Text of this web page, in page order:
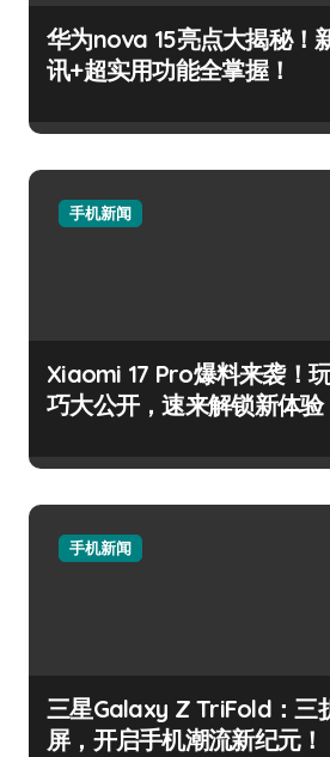
华为nova 15亮点大揭秘！
讯+超实用功能全掌握！
手机新闻
Xiaomi 17 Pro爆料来袭！
巧大公开，速来解锁新体验
手机新闻
三星Galaxy Z TriFold：三
屏，开启手机潮流新纪元！